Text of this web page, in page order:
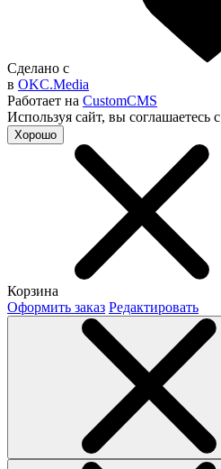
Сделано с
в OKC.Media
Работает на CustomCMS
Используя сайт, вы согла­шаетесь с
Хорошо
Корзина
Оформить заказ Редактировать